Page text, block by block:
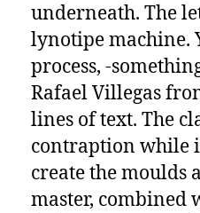
underneath. The
lynotipe machine.
process, -
Rafael Villegas
lines of text. The
contraption while
create the moulds
master, combined